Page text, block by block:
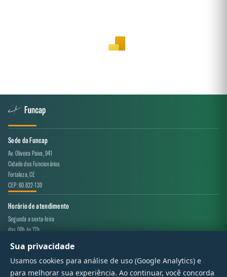
Sede da Funcap
Av. Oliveira Paiva, 941
Cidade dos Funcionários
Fortaleza, CE
CEP: 60.822-130
Horário de atendimento
Segunda a sexta-feira
das 08h às 17h
Canal de atendimento
projeto.avaliacao@funcap.ce.gov.br
Sua privacidade
Usamos cookies para análise de uso (Google Analytics) e
para melhorar sua experiência. Ao continuar, você concorda